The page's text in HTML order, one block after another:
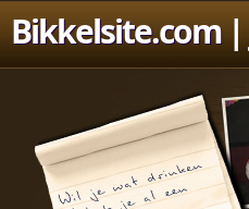
Bikkelsite.com|